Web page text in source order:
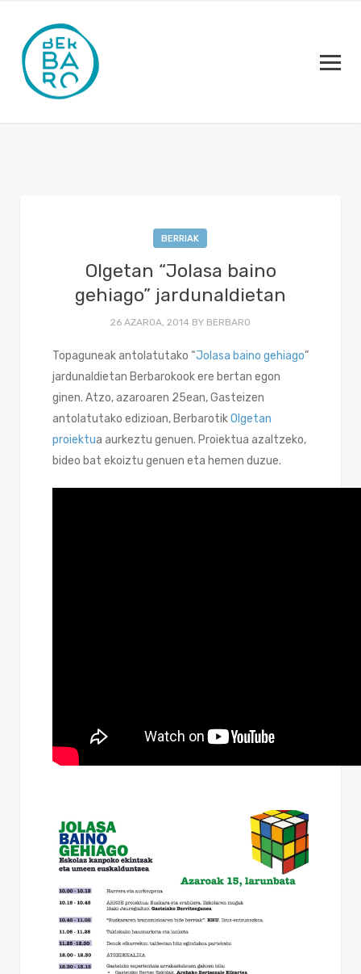
BERRIAK
Olgetan “Jolasa baino
gehiago” jardunaldietan
26 AZAROA, 2014 BY BERBARO
Topaguneak antolatutako “Jolasa baino gehiago”
jardunaldietan Berbarokook ere bertan egon
ginen. Atzo, azaroaren 25ean, Gasteizen
antolatutako edizioan, BerbarotikOlgetan
proiektua aurkeztu genuen. Proiektua azaltzeko,
bideo bat ekoiztu genuen eta hemen duzue.